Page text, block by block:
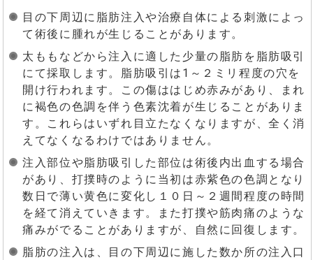
目の下周辺に脂肪注入や治療自体による刺激によっ
て術後に腫れが生じることがあります。
太ももなどから注入に適した少量の脂肪を脂肪吸引
にて採取します。脂肪吸引は1～２ミリ程度の穴を
開け行われます。この傷ははじめ赤みがあり、まれ
に褐色の色調を伴う色素沈着が生じることがありま
す。これらはいずれ目立たなくなりますが、全く消
えてなくなるわけではありません。
注入部位や脂肪吸引した部位は術後内出血する場合
があり、打撲時のように当初は赤紫色の色調となり
数日で薄い黄色に変化し１０日～２週間程度の時間
を経て消えていきます。また打撲や筋肉痛のような
痛みがでることがありますが、自然に回復します。
脂肪の注入は、目の下周辺に施した数か所の注入口